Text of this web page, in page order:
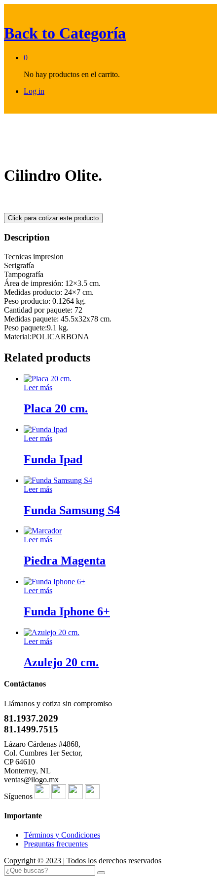
Back to Categoría
0
No hay productos en el carrito.
Log in
Cilindro Olite.
Description
Tecnicas impresion
Serigrafía
Tampografía
Área de impresión: 12×3.5 cm.
Medidas producto: 24×7 cm.
Peso producto: 0.1264 kg.
Cantidad por paquete: 72
Medidas paquete: 45.5x32x78 cm.
Peso paquete:9.1 kg.
Material:POLICARBONA
Related products
Leer más
Placa 20 cm.
Leer más
Funda Ipad
Leer más
Funda Samsung S4
Leer más
Piedra Magenta
Leer más
Funda Iphone 6+
Leer más
Azulejo 20 cm.
Contáctanos
Llámanos y cotiza sin compromiso
81.1937.2029
81.1499.7515
Lázaro Cárdenas #4868,
Col. Cumbres 1er Sector,
CP 64610
Monterrey, NL
ventas@ilogo.mx
Síguenos
Importante
Términos y Condiciones
Preguntas frecuentes
Copyright © 2023 | Todos los derechos reservados